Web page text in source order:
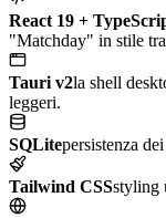
React 19 +
"Matchday" in stile
Tauri v2la shell
leggeri.
SQLitepersistenza
Tailwind CSSstyling